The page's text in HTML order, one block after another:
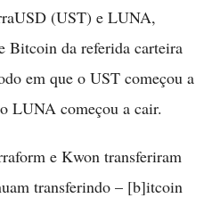
(UST) e LUNA,
Bitcoin da referida carteira
em que o UST começou a
LUNA começou a cair.
e Kwon transferiram
transferindo – [b]itcoin